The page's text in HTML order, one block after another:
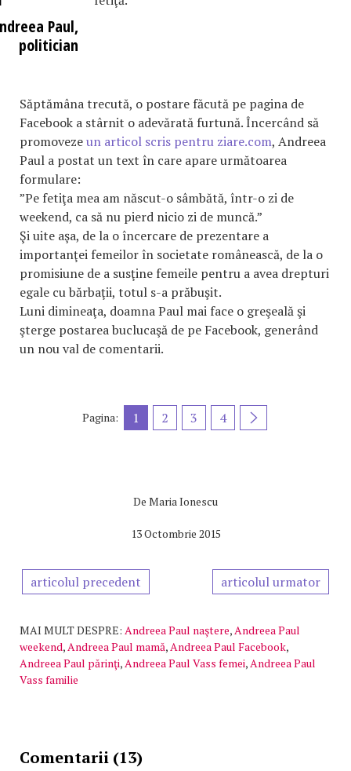
Paul,
politician
Săptămâna trecută, o postare făcută pe pagina de
Facebook a stârnit o adevărată furtună. Încercând să
promovezeun articol scris pentru ziare.com, Andreea
Paul a postat un text în care apare următoarea
formulare:
”Pe fetiţa mea am născut-o sâmbătă, într-o zi de
weekend, ca să nu pierd nicio zi de muncă.”
Şi uite aşa, de la o încercare de prezentare a
importanţei femeilor în societate românească, de la o
promisiune de a susţine femeile pentru a avea drepturi
egale cu bărbaţii, totul s-a prăbuşit.
Luni dimineaţa, doamna Paul mai face o greşeală şi
şterge postarea buclucaşă de pe Facebook, generând
un nou val de comentarii.
Pagina: 1 2 3 4
De Maria Ionescu
13 Octombrie 2015
articolul precedent articolul urmator
MAI MULT DESPRE: Andreea Paul naştere,Andreea Paul
weekend,Andreea Paul mamă,Andreea Paul Facebook,
Andreea Paul părinţi,Andreea Paul Vass femei,Andreea Paul
Vass familie
Comentarii (13)